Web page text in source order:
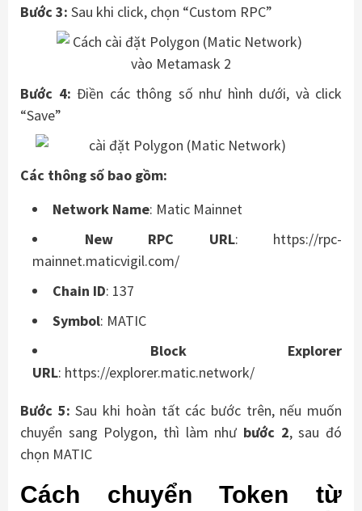
Bước 3: Sau khi click, chọn “Custom RPC”
Bước 4: Điền các thông số như hình dưới, và click
“Save”
Các thông số bao gồm:
Network Name: Matic Mainnet
New RPC URL: https://rpc-
mainnet.maticvigil.com/
Chain ID: 137
Symbol: MATIC
Block Explorer
URL: https://explorer.matic.network/
Bước 5:Sau khi hoàn tất các bước trên, nếu muốn
chuyển sang Polygon, thì làm như bước 2, sau đó
chọn MATIC
Cách chuyển Token từ